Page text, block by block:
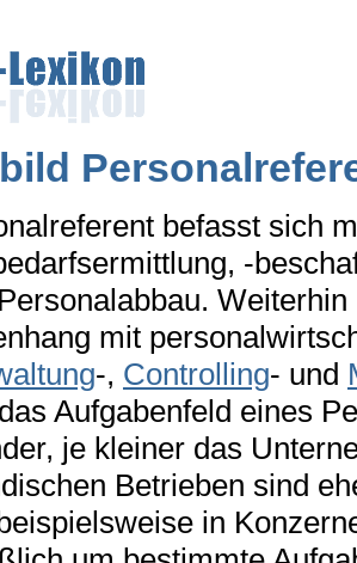
befasst sich
-
mit
-, Controlling- und
Aufgabenfeld eines
je kleiner das
Betrieben sind
in